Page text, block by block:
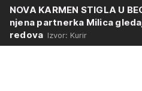
NOVA KARMEN STIGLA U
njena partnerka Milica
redova Izvor: Kurir